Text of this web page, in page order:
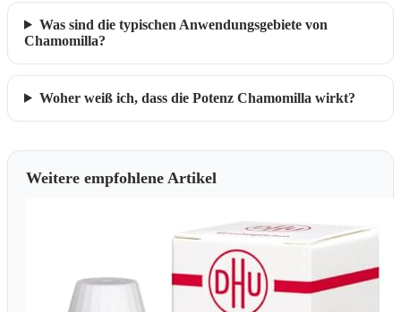
Was sind die typischen Anwendungsgebiete von
Chamomilla?
Woher weiß ich, dass die Potenz Chamomilla wirkt?
Weitere empfohlene Artikel